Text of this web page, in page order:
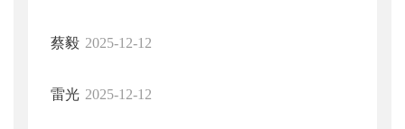
蔡毅 2025-12-12
雷光 2025-12-12